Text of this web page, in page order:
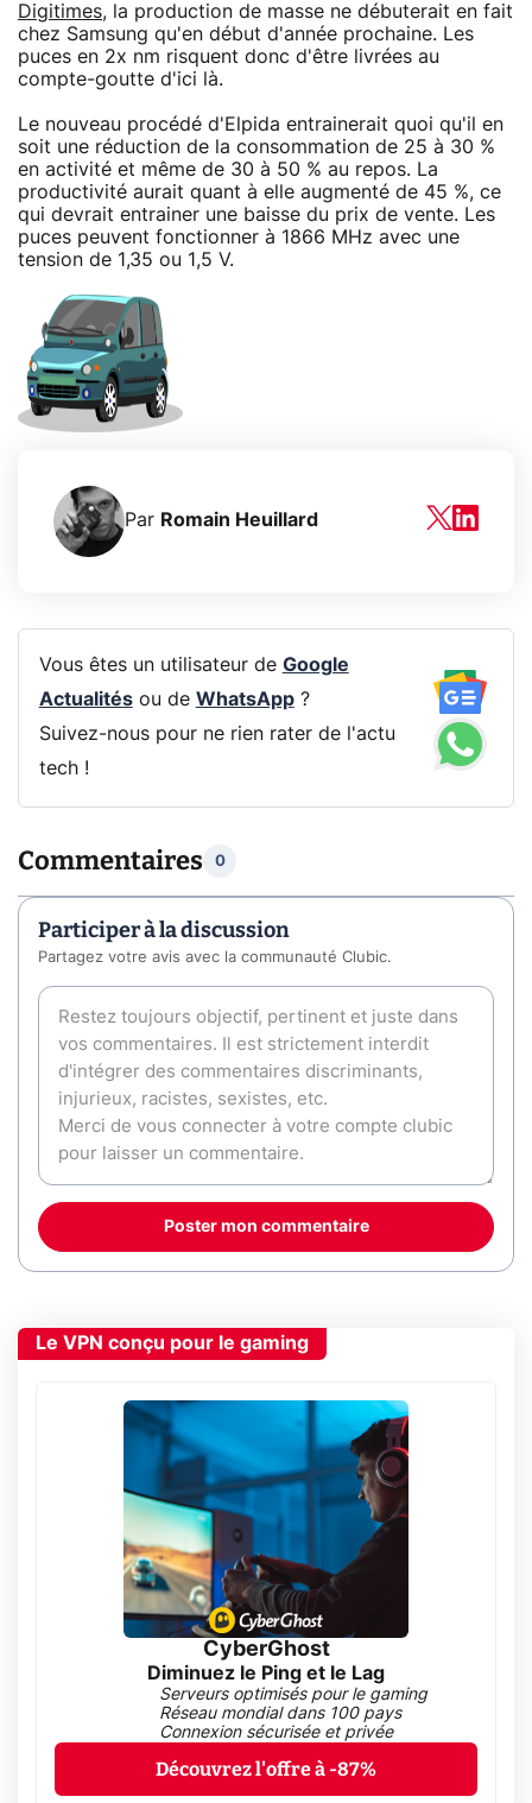
Digitimes, la production de masse ne débuterait en fait
chez Samsung qu'en début d'année prochaine. Les
puces en 2x nm risquent donc d'être livrées au
compte-goutte d'ici là.
Le nouveau procédé d'Elpida entrainerait quoi qu'il en
soit une réduction de la consommation de 25 à 30 %
en activité et même de 30 à 50 % au repos. La
productivité aurait quant à elle augmenté de 45 %, ce
qui devrait entrainer une baisse du prix de vente. Les
puces peuvent fonctionner à 1866 MHz avec une
tension de 1,35 ou 1,5 V.
Par Romain Heuillard
Vous êtes un utilisateur de Google
Actualitésou de WhatsApp?
Suivez-nous pour ne rien rater de l'actu
tech !
Commentaires 0
Participer à la discussion
Partagez votre avis avec la communauté Clubic.
Poster mon commentaire
Le VPN conçu pour le gaming
CyberGhost
Diminuez le Ping et le Lag
Serveurs optimisés pour le gaming
Réseau mondial dans 100 pays
Connexion sécurisée et privée
Découvrez l'offre à -87%